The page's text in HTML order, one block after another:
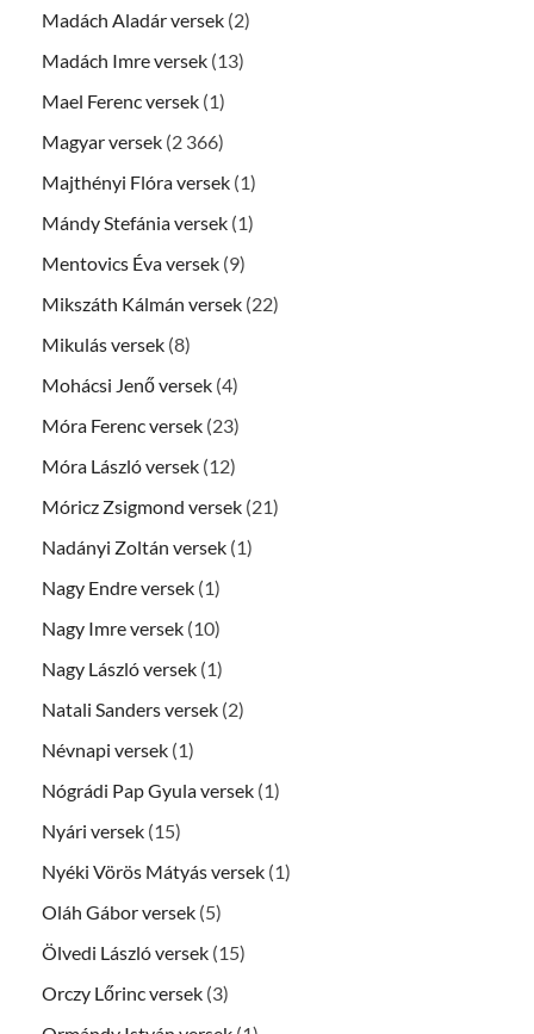
Madách Aladár versek (2)
Madách Imre versek (13)
Mael Ferenc versek (1)
Magyar versek (2 366)
Majthényi Flóra versek (1)
Mándy Stefánia versek (1)
Mentovics Éva versek (9)
Mikszáth Kálmán versek (22)
Mikulás versek (8)
Mohácsi Jenő versek (4)
Móra Ferenc versek (23)
Móra László versek (12)
Móricz Zsigmond versek (21)
Nadányi Zoltán versek (1)
Nagy Endre versek (1)
Nagy Imre versek (10)
Nagy László versek (1)
Natali Sanders versek (2)
Névnapi versek (1)
Nógrádi Pap Gyula versek (1)
Nyári versek (15)
Nyéki Vörös Mátyás versek (1)
Oláh Gábor versek (5)
Ölvedi László versek (15)
Orczy Lőrinc versek (3)